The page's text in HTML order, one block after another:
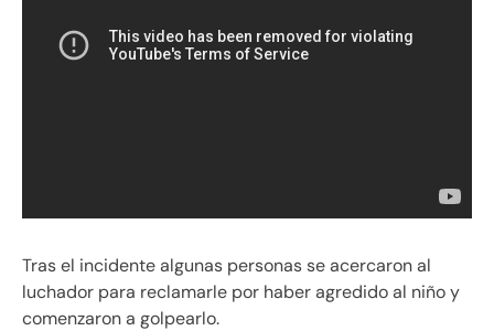
Tras el incidente algunas personas se acercaron al
luchador para reclamarle por haber agredido al niño y
comenzaron a golpearlo.